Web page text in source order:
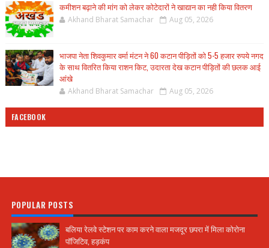
कमीशन बढ़ाने की मांग को लेकर कोटेदारों ने खाद्यान का नही किया वितरण
Akhand Bharat Samachar Aug 05, 2026
भाजपा नेता शिवकुमार वर्मा मंटन ने 60 कटान पीड़ितों को 5-5 हजार रुपये नगद
के साथ वितरित किया राशन किट, उदारता देख कटान पीड़ितों की छलक आई
आंखे
Akhand Bharat Samachar Aug 05, 2026
FACEBOOK
POPULAR POSTS
बलिया रेलवे स्टेशन पर काम करने वाला मजदूर छपरा में मिला कोरोना
पॉजिटिव, हड़कंप